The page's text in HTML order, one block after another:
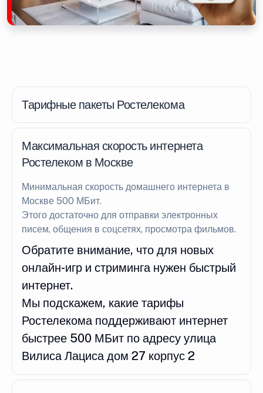
Тарифные пакеты Ростелекома
Максимальная скорость интернета
Ростелеком в Москве
Минимальная скорость домашнего интернета в
Москве 500 МБит.
Этого достаточно для отправки электронных
писем, общения в соцсетях, просмотра фильмов.
Обратите внимание, что для новых
онлайн-игр и стриминга нужен быстрый
интернет.
Мы подскажем, какие тарифы
Ростелекома поддерживают интернет
быстрее 500 МБит по адресу улица
Вилиса Лациса дом 27 корпус 2